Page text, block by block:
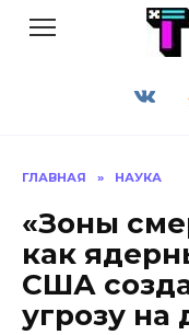
ГЛАВНАЯ » НАУКА
«Зоны
как
США
угрозу на